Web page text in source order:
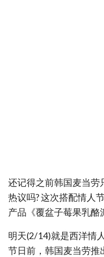
还记得之前韩国麦当劳
热议吗? 这次搭配情人
产品《覆盆子莓果乳酪
明天(2/14)就是西洋情
节日前，韩国麦当劳推